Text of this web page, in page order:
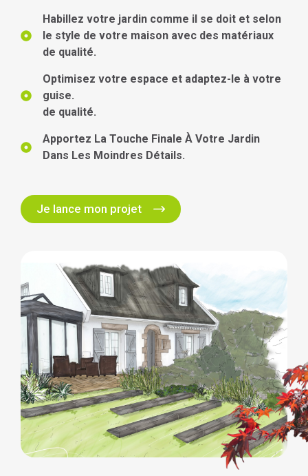
Habillez votre jardin comme il se doit et selon
le style de votre maison avec des matériaux
de qualité.
Optimisez votre espace et adaptez-le à votre
guise.
de qualité.
Apportez La Touche Finale À Votre Jardin
Dans Les Moindres Détails.
Je lance mon projet